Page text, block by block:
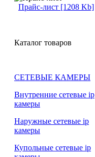
Прайс-лист [1208 Kb]
Каталог товаров
СЕТЕВЫЕ КАМЕРЫ
Внутренние сетевые ip
камеры
Наружные сетевые ip
камеры
Купольные сетевые ip